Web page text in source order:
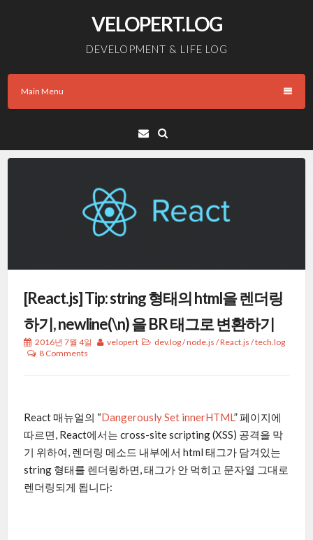
VELOPERT.LOG
DEVELOPMENT & LIFE LOG
Main Menu
Email
[React.js] Tip: string 형태의 html을 렌더링
하기, newline(\n) 을 BR 태그로 변환하기
2016년 7월 4일 velopert dev.log/node.js /React.js /tech.log
8 Comments
React 매뉴얼의 “Dangerously Set innerHTML” 페이지에
따르면, React에서는 cross-site scripting (XSS) 공격을 막
기 위하여, 렌더링 메소드 내부에서 html 태그가 담겨있는
string 형태를 렌더링하면, 태그가 안 먹히고 문자열 그대로
렌더링되게 됩니다: